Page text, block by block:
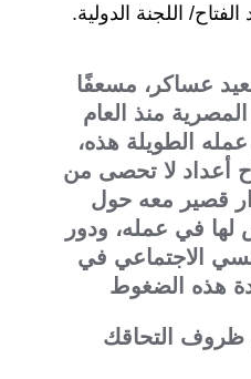
عساكر، مسعفًا
منذ العام
عمله الطويلة هذه،
أعداد لا تحصى من
قصير معه حول
لها في عمله، ودور
الاجتماعي في
هذه الضغوط
ظروف التحاقك